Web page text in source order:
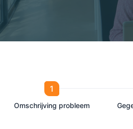
meetdata
V1.0
Omschrijving probleem